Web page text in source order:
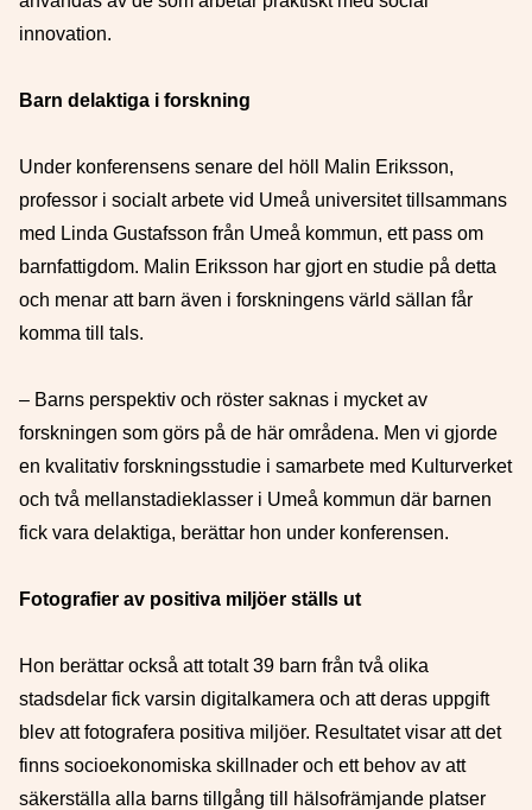
innovation.
Barn delaktiga i forskning
Under konferensens senare del höll Malin Eriksson,
professor i socialt arbete vid Umeå universitet tillsammans
med Linda Gustafsson från Umeå kommun, ett pass om
barnfattigdom. Malin Eriksson har gjort en studie på detta
och menar att barn även i forskningens värld sällan får
komma till tals.
– Barns perspektiv och röster saknas i mycket av
forskningen som görs på de här områdena. Men vi gjorde
en kvalitativ forskningsstudie i samarbete med Kulturverket
och två mellanstadieklasser i Umeå kommun där barnen
fick vara delaktiga, berättar hon under konferensen.
Fotografier av positiva miljöer ställs ut
Hon berättar också att totalt 39 barn från två olika
stadsdelar fick varsin digitalkamera och att deras uppgift
blev att fotografera positiva miljöer. Resultatet visar att det
finns socioekonomiska skillnader och ett behov av att
säkerställa alla barns tillgång till hälsofrämjande platser